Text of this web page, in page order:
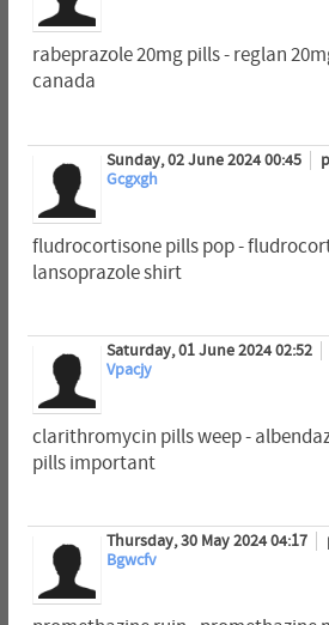
rabeprazole 20mg pills - reglan
canada
Sunday, 02 June 2024 00:45
Gcgxgh
fludrocortisone pills pop -
lansoprazole shirt
Saturday, 01 June 2024 02:52
Vpacjy
clarithromycin pills weep -
pills important
Thursday, 30 May 2024 04:17
Bgwcfv